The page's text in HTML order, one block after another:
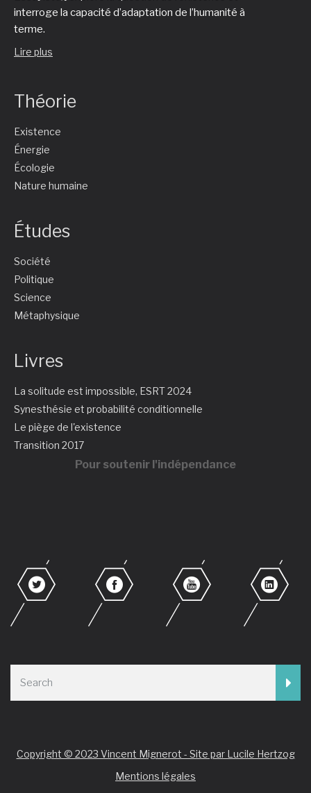
interroge la capacité d’adaptation de l’humanité à
terme.
Lire plus
Théorie
Existence
Énergie
Écologie
Nature humaine
Études
Société
Politique
Science
Métaphysique
Livres
La solitude est impossible, ESRT 2024
Synesthésie et probabilité conditionnelle
Le piège de l'existence
Transition 2017
Pour soutenir l'indépendance
Copyright © 2023 Vincent Mignerot - Site par Lucile Hertzog
Mentions légales